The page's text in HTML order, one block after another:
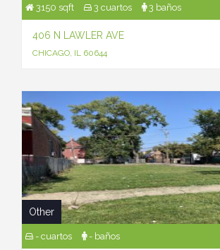
3150 sqft 3 cuartos 3 baños
406 N LAWLER AVE
CHICAGO, IL 60644
Other
- cuartos - baños